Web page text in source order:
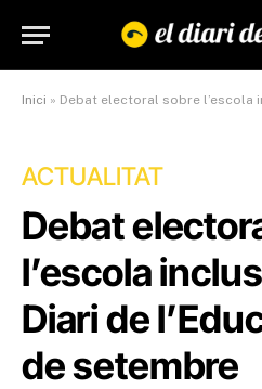
Inici » Debat electoral sobre l’escola inclusiva
ACTUALITAT
Debat
l’escola
Diari de
de setembre